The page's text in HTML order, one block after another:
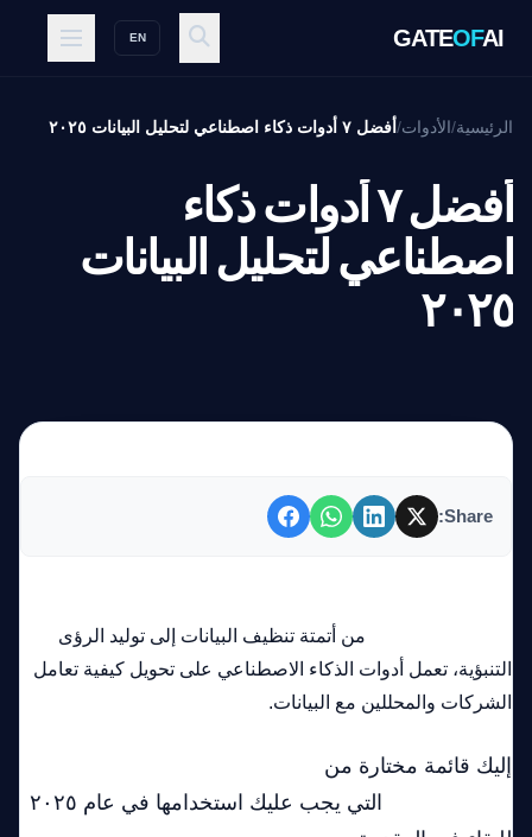
GATEOFAI
EN
الرئيسية/ الأدوات/ أفضل ٧ أدوات ذكاء اصطناعي لتحليل البيانات ٢٠٢٥
أفضل ٧ أدوات ذكاء
اصطناعي لتحليل البيانات
٢٠٢٥
Share:
من أتمتة تنظيف البيانات إلى توليد الرؤى
التنبؤية، تعمل أدوات الذكاء الاصطناعي على تحويل كيفية تعامل
الشركات والمحللين مع البيانات.
إليك قائمة مختارة من
التي يجب عليك استخدامها في عام ٢٠٢٥